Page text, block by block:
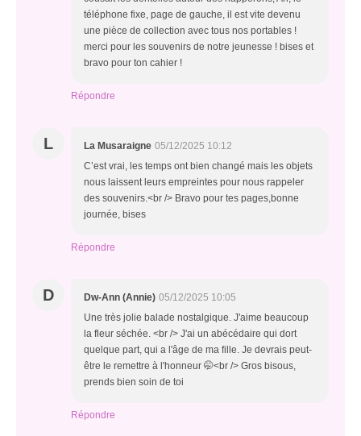
téléphone fixe, page de gauche, il est vite devenu
une pièce de collection avec tous nos portables !
merci pour les souvenirs de notre jeunesse ! bises et
bravo pour ton cahier !
Répondre
L La Musaraigne 05/12/2025 10:12
C’est vrai, les temps ont bien changé mais les objets
nous laissent leurs empreintes pour nous rappeler
des souvenirs.<br /> Bravo pour tes pages,bonne
journée, bises
Répondre
D Dw-Ann (Annie) 05/12/2025 10:05
Une très jolie balade nostalgique. J'aime beaucoup
la fleur séchée. <br /> J'ai un abécédaire qui dort
quelque part, qui a l'âge de ma fille. Je devrais peut-
être le remettre à l'honneur 🤭<br /> Gros bisous,
prends bien soin de toi
Répondre